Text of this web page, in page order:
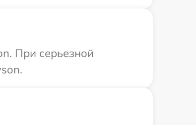
При серьезной